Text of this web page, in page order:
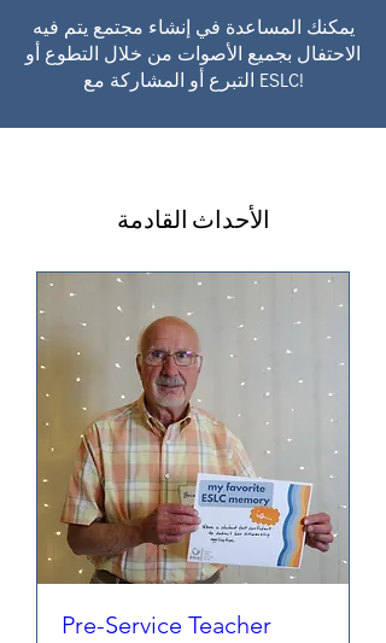
يمكنك المساعدة في إنشاء مجتمع يتم فيه
الاحتفال بجميع الأصوات من خلال التطوع أو
التبرع أو المشاركة مع ESLC!
الأحداث القادمة
Pre-Service Teacher